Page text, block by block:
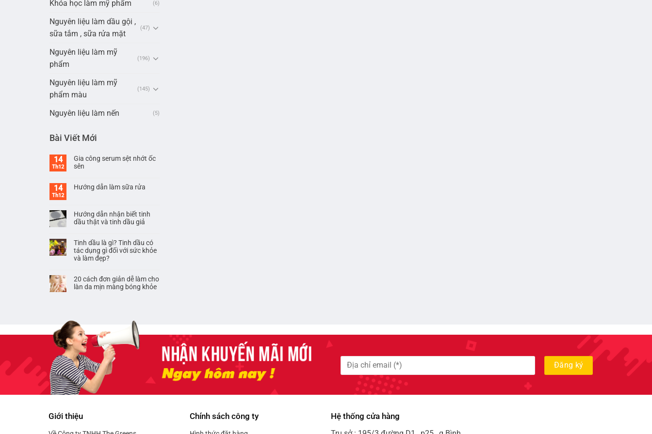
Khóa học làm mỹ phẩm (6)
Nguyên liệu làm dầu gội ,
sữa tắm , sữa rửa mặt
(47)
Nguyên liệu làm mỹ
phẩm
(196)
Nguyên liệu làm mỹ
phẩm màu
(145)
Nguyên liệu làm nến (5)
Bài Viết Mới
14
Th12
Gia công serum sệt nhớt ốc
sên
14
Th12
Hướng dẫn làm sữa rửa
Hướng dẫn nhận biết tinh
dầu thật và tinh dầu giả
Tinh dầu là gì? Tinh dầu có
tác dụng gì đối với sức khỏe
và làm đẹp?
20 cách đơn giản dễ làm cho
làn da mịn màng bóng khỏe
Giới thiệu Chính sách công ty Hệ thống cửa hàng